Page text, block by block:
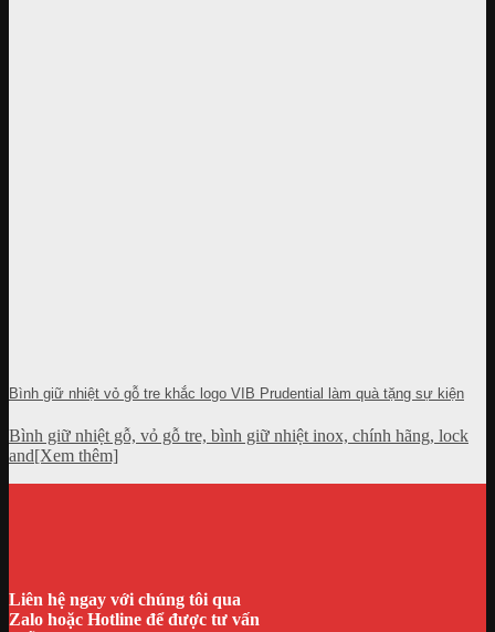
Bình giữ nhiệt vỏ gỗ tre khắc logo VIB Prudential làm quà tặng sự kiện
Bình giữ nhiệt gỗ, vỏ gỗ tre, bình giữ nhiệt inox, chính hãng, lock
and[Xem thêm]
Liên hệ ngay với chúng tôi qua
Zalo hoặc Hotline để được tư vấn